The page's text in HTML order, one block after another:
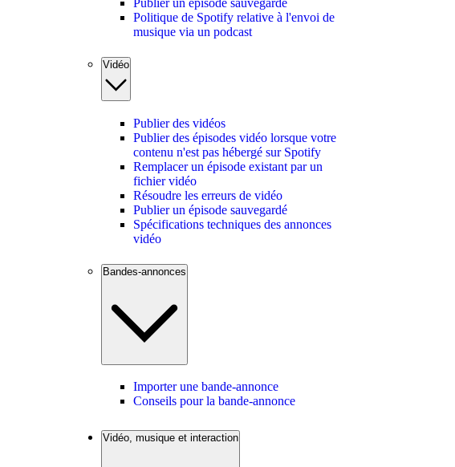
Publier un épisode sauvegardé
Politique de Spotify relative à l'envoi de
musique via un podcast
Vidéo
Publier des vidéos
Publier des épisodes vidéo lorsque votre
contenu n'est pas hébergé sur Spotify
Remplacer un épisode existant par un
fichier vidéo
Résoudre les erreurs de vidéo
Publier un épisode sauvegardé
Spécifications techniques des annonces
vidéo
Bandes-annonces
Importer une bande-annonce
Conseils pour la bande-annonce
Vidéo, musique et interaction